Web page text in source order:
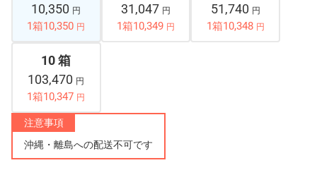
10,350 円
1箱10,350 円
31,047 円
1箱10,349 円
51,740 円
1箱10,348 円
10 箱
103,470 円
1箱10,347 円
注意事項
沖縄・離島への配送不可です